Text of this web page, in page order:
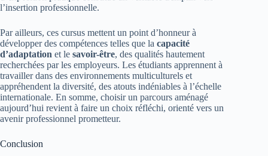
l’insertion professionnelle.
Par ailleurs, ces cursus mettent un point d’honneur à
développer des compétences telles que la capacité
d’adaptation et le savoir-être, des qualités hautement
recherchées par les employeurs. Les étudiants apprennent à
travailler dans des environnements multiculturels et
appréhendent la diversité, des atouts indéniables à l’échelle
internationale. En somme, choisir un parcours aménagé
aujourd’hui revient à faire un choix réfléchi, orienté vers un
avenir professionnel prometteur.
Conclusion